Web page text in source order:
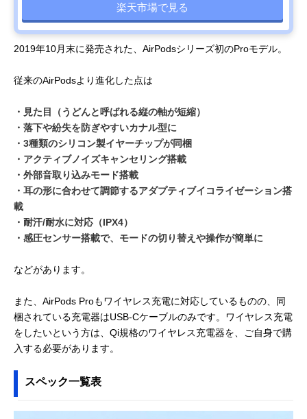
楽天市場で見る
2019年10月末に発売された、AirPodsシリーズ初のProモデル。
従来のAirPodsより進化した点は
・見た目（うどんと呼ばれる縦の軸が短縮）
・落下や紛失を防ぎやすいカナル型に
・3種類のシリコン製イヤーチップが同梱
・アクティブノイズキャンセリング搭載
・外部音取り込みモード搭載
・耳の形に合わせて調節するアダプティブイコライゼーション搭
載
・耐汗/耐水に対応（IPX4）
・感圧センサー搭載で、モードの切り替えや操作が簡単に
などがあります。
また、AirPods Proもワイヤレス充電に対応しているものの、同
梱されている充電器はUSB-Cケーブルのみです。ワイヤレス充電
をしたいという方は、Qi規格のワイヤレス充電器を、ご自身で購
入する必要があります。
スペック一覧表